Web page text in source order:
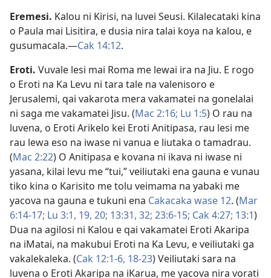
Eremesi. Kalou ni Kirisi, na luvei Seusi. Kilalecataki kina
o Paula mai Lisitira, e dusia nira talai koya na kalou, e
gusumacala.​—Cak 14:12.
Eroti. Vuvale lesi mai Roma me lewai ira na Jiu. E rogo
o Eroti na Ka Levu ni tara tale na valenisoro e
Jerusalemi, qai vakarota mera vakamatei na gonelalai
ni saga me vakamatei Jisu. (Mac 2:16; Lu 1:5) O rau na
luvena, o Eroti Arikelo kei Eroti Anitipasa, rau lesi me
rau lewa eso na iwase ni vanua e liutaka o tamadrau.
(Mac 2:22) O Anitipasa e kovana ni ikava ni iwase ni
yasana, kilai levu me “tui,” veiliutaki ena gauna e vunau
tiko kina o Karisito me tolu veimama na yabaki me
yacova na gauna e tukuni ena Cakacaka wase 12. (Mar
6:14-17; Lu 3:1, 19, 20; 13:31, 32; 23:6-15; Cak 4:27; 13:1)
Dua na agilosi ni Kalou e qai vakamatei Eroti Akaripa
na iMatai, na makubui Eroti na Ka Levu, e veiliutaki ga
vakalekaleka. (Cak 12:1-6, 18-23) Veiliutaki sara na
luvena o Eroti Akaripa na iKarua, me yacova nira vorati